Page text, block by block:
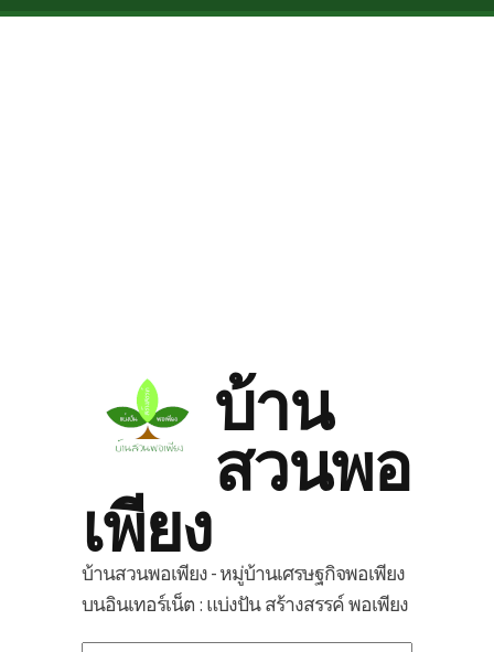
Skip to main content
บ้าน
สวนพอ
เพียง
บ้านสวนพอเพียง - หมู่บ้านเศรษฐกิจพอเพียง
บนอินเทอร์เน็ต : แบ่งปัน สร้างสรรค์ พอเพียง